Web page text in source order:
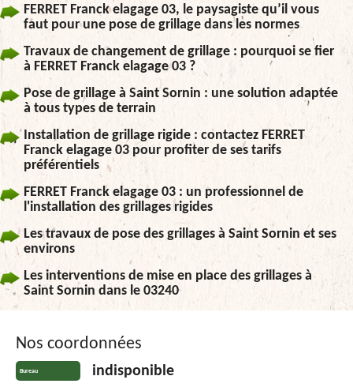
FERRET Franck elagage 03, le paysagiste qu’il vous
faut pour une pose de grillage dans les normes
Travaux de changement de grillage : pourquoi se fier
à FERRET Franck elagage 03 ?
Pose de grillage à Saint Sornin : une solution adaptée
à tous types de terrain
Installation de grillage rigide : contactez FERRET
Franck elagage 03 pour profiter de ses tarifs
préférentiels
FERRET Franck elagage 03 : un professionnel de
l'installation des grillages rigides
Les travaux de pose des grillages à Saint Sornin et ses
environs
Les interventions de mise en place des grillages à
Saint Sornin dans le 03240
Nos coordonnées
Bureau indisponible